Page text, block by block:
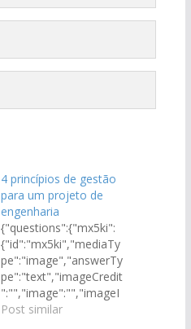
4 princípios de gestão
para um projeto de
engenharia
{"questions":{"mx5ki":
{"id":"mx5ki","mediaTy
pe":"image","answerTy
pe":"text","imageCredit
":"","image":"","imageI
d":"","video":"","image
Post similar